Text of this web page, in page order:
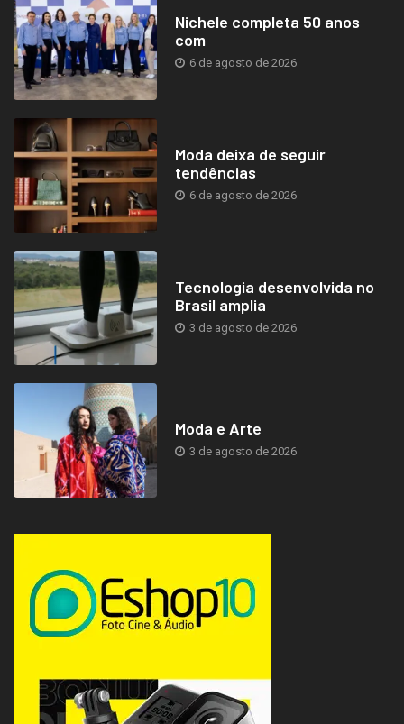
Nichele completa 50 anos
com
6 de agosto de 2026
Moda deixa de seguir
tendências
6 de agosto de 2026
Tecnologia desenvolvida no
Brasil amplia
3 de agosto de 2026
Moda e Arte
3 de agosto de 2026